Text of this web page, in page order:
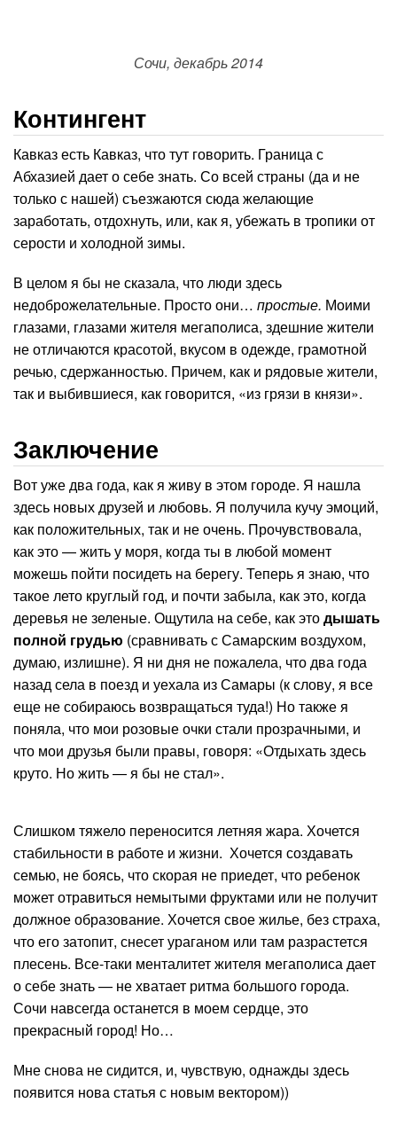
Сочи, декабрь 2014
Контингент
Кавказ есть Кавказ, что тут говорить. Граница с
Абхазией дает о себе знать. Со всей страны (да и не
только с нашей) съезжаются сюда желающие
заработать, отдохнуть, или, как я, убежать в тропики от
серости и холодной зимы.
В целом я бы не сказала, что люди здесь
недоброжелательные. Просто они… простые. Моими
глазами, глазами жителя мегаполиса, здешние жители
не отличаются красотой, вкусом в одежде, грамотной
речью, сдержанностью. Причем, как и рядовые жители,
так и выбившиеся, как говорится, «из грязи в князи».
Заключение
Вот уже два года, как я живу в этом городе. Я нашла
здесь новых друзей и любовь. Я получила кучу эмоций,
как положительных, так и не очень. Прочувствовала,
как это — жить у моря, когда ты в любой момент
можешь пойти посидеть на берегу. Теперь я знаю, что
такое лето круглый год, и почти забыла, как это, когда
деревья не зеленые. Ощутила на себе, как этодышать
полной грудью (сравнивать с Самарским воздухом,
думаю, излишне). Я ни дня не пожалела, что два года
назад села в поезд и уехала из Самары (к слову, я все
еще не собираюсь возвращаться туда!) Но также я
поняла, что мои розовые очки стали прозрачными, и
что мои друзья были правы, говоря: «Отдыхать здесь
круто. Но жить — я бы не стал».
Слишком тяжело переносится летняя жара. Хочется
стабильности в работе и жизни. Хочется создавать
семью, не боясь, что скорая не приедет, что ребенок
может отравиться немытыми фруктами или не получит
должное образование. Хочется свое жилье, без страха,
что его затопит, снесет ураганом или там разрастется
плесень. Все-таки менталитет жителя мегаполиса дает
о себе знать — не хватает ритма большого города.
Сочи навсегда останется в моем сердце, это
прекрасный город! Но…
Мне снова не сидится, и, чувствую, однажды здесь
появится нова статья с новым вектором))